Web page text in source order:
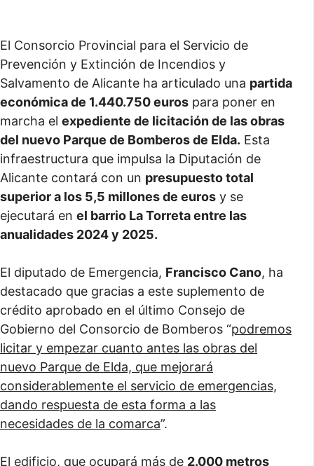
El Consorcio Provincial para el Servicio de
Prevención y Extinción de Incendios y
Salvamento de Alicante ha articulado una partida
económica de 1.440.750 euros para poner en
marcha el expediente de licitación de las obras
del nuevo Parque de Bomberos de Elda. Esta
infraestructura que impulsa la Diputación de
Alicante contará con un presupuesto total
superior a los 5,5 millones de euros y se
ejecutará en el barrio La Torreta entre las
anualidades 2024 y 2025.
El diputado de Emergencia, Francisco Cano, ha
destacado que gracias a este suplemento de
crédito aprobado en el último Consejo de
Gobierno del Consorcio de Bomberos “podremos
licitar y empezar cuanto antes las obras del
nuevo Parque de Elda, que mejorará
considerablemente el servicio de emergencias,
dando respuesta de esta forma a las
necesidades de la comarca”.
El edificio, que ocupará más de 2.000 metros